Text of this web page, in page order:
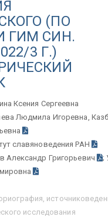
(ПО
ГИМ СИН.
3 Г.)
Ксения Сергеевна
Людмила Игоревна,
славяноведения РАН
Александр Григорьевич
;
исследования